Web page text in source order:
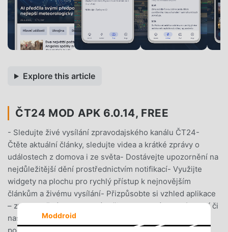
Explore this article
ČT24 MOD APK 6.0.14, FREE
- Sledujte živé vysílání zpravodajského kanálu ČT24-
Čtěte aktuální články, sledujte videa a krátké zprávy o
událostech z domova i ze světa- Dostávejte upozornění na
nejdůležitější dění prostřednictvím notifikací- Využijte
widgety na plochu pro rychlý přístup k nejnovějším
článkům a živému vysílání- Přizpůsobte si vzhled aplikace
– zvolte světlý nebo tmavý režim podle svých preferencí či
nastavení zařízení- Nastavte si zobrazení a řazení rubrik
Moddroid